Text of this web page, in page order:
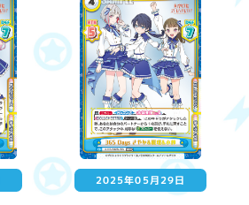
2025年05月29日